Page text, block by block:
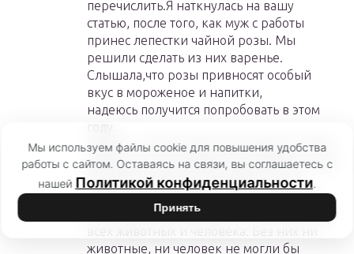
перечислить.Я наткнулась на вашу
статью, после того, как муж с работы
принес лепестки чайной розы. Мы
решили сделать из них варенье.
Слышала,что розы привносят особый
вкус в мороженое и напитки,
надеюсь получится попробовать в этом
году.
Цветы — великолепное средство, чтобы
выразить кому-нибудь свою любовь. Они
появились задолго до появления на
земле человека. Ботаники утверждают,
что «цветущие растения — основа жизни
животные, ни человек не могли бы
Мы используем файлы cookie для повышения удобства
работы с сайтом. Оставаясь на связи, вы соглашаетесь с
нашей Политикой конфиденциальности.
Принять